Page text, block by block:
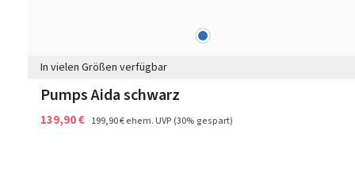
blau
In vielen Größen verfügbar
Pumps Aida schwarz
139,90 € 199,90 €ehem. UVP(30% gespart)